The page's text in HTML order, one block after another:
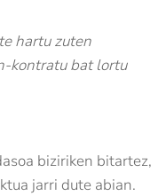
hartu zuten
kontratu bat lortu
biziriken bitartez,
jarri dute abian.